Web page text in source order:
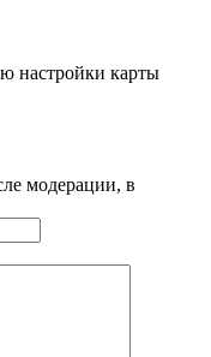
настройки карты
модерации, в